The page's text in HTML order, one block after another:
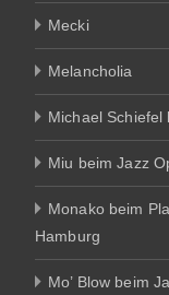
Mecki
Melancholia
Michael Schiefel
Miu beim Jazz
Monako beim
Hamburg
Mo’ Blow beim